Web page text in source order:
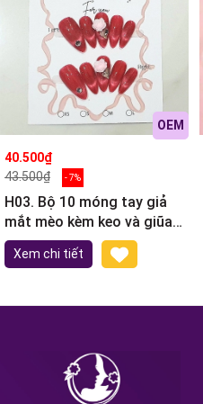
OEM
40.500₫
43.500₫
- 7%
H03. Bộ 10 móng tay giả
mắt mèo kèm keo và giũa
móng (ngẫu nhiên)
Xem chi tiết